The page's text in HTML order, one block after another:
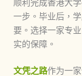
一步。毕业后，
要。选择一家专
实的保障。
文凭之路作为一